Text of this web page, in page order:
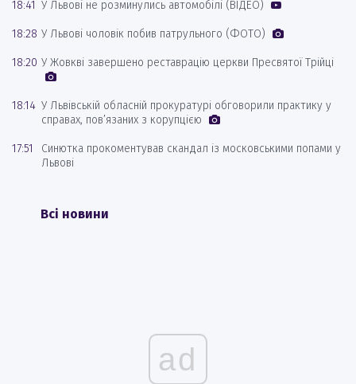
18:41 У Львові не розминулись автомобілі (ВІДЕО)
18:28 У Львові чоловік побив патрульного (ФОТО)
18:20 У Жовкві завершено реставрацію церкви Пресвятої Трійці
18:14 У Львівській обласній прокуратурі обговорили практику у
справах, пов’язаних з корупцією
17:51
Синютка прокоментував скандал із московськими попами у
Львові
Всі новини
ad